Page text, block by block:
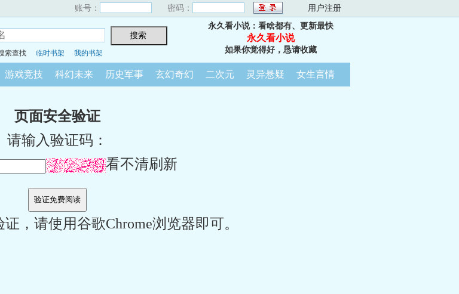
账号： 密码： 用户注册
索查找 临时书架 我的书架
永久看小说：看啥都有、更新最快
永久看小说
如果你觉得好，恳请收藏
游戏竞技 科幻未来 历史军事 玄幻奇幻 二次元 灵异悬疑 女生言情
页面安全验证
请输入验证码：
看不清刷新
，请使用谷歌Chrome浏览器即可。